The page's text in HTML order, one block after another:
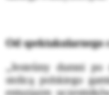
Od spektakularnego
„Jesteśmy dumni
stolicą polskiego